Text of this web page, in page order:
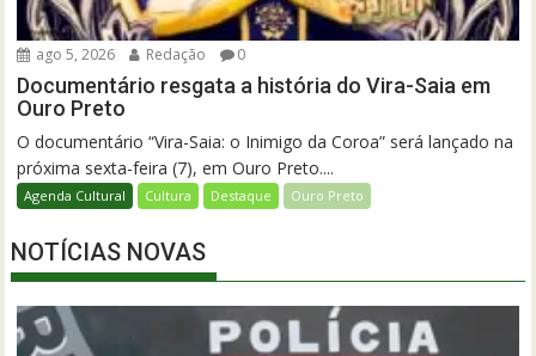
ago 5, 2026 Redação 0
Documentário resgata a história do Vira-Saia em
Ouro Preto
O documentário “Vira-Saia: o Inimigo da Coroa” será lançado na
próxima sexta-feira (7), em Ouro Preto....
Agenda Cultural Cultura Destaque Ouro Preto
NOTÍCIAS NOVAS